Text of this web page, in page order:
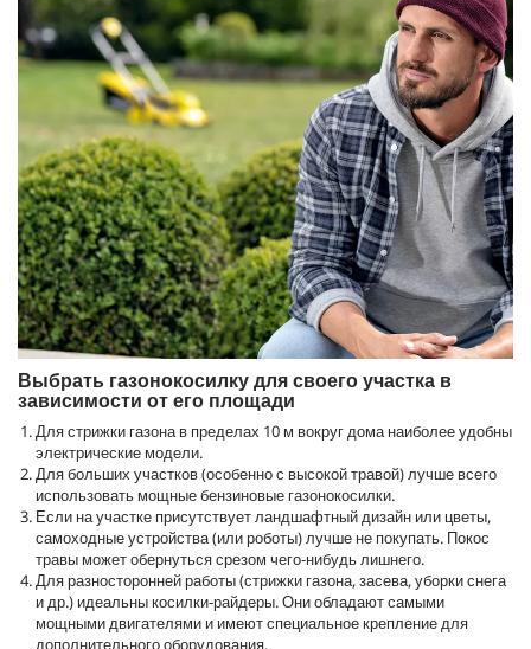
Выбрать газонокосилку для своего участка в
зависимости от его площади
Для стрижки газона в пределах 10 м вокруг дома наиболее удобны
электрические модели.
Для больших участков (особенно с высокой травой) лучше всего
использовать мощные бензиновые газонокосилки.
Если на участке присутствует ландшафтный дизайн или цветы,
самоходные устройства (или роботы) лучше не покупать. Покос
травы может обернуться срезом чего-нибудь лишнего.
Для разносторонней работы (стрижки газона, засева, уборки снега
и др.) идеальны косилки-райдеры. Они обладают самыми
мощными двигателями и имеют специальное крепление для
дополнительного оборудования.